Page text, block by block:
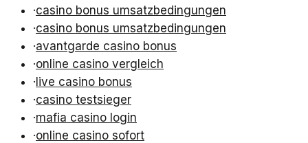
·casino bonus umsatzbedingungen
·casino bonus umsatzbedingungen
·avantgarde casino bonus
·online casino vergleich
·live casino bonus
·casino testsieger
·mafia casino login
·online casino sofort